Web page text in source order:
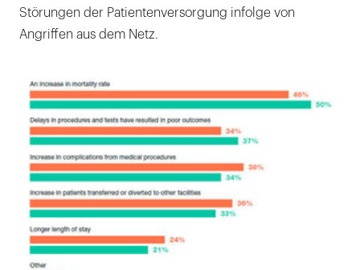
Störungen der Patientenversorgung infolge von
Angriffen aus dem Netz.